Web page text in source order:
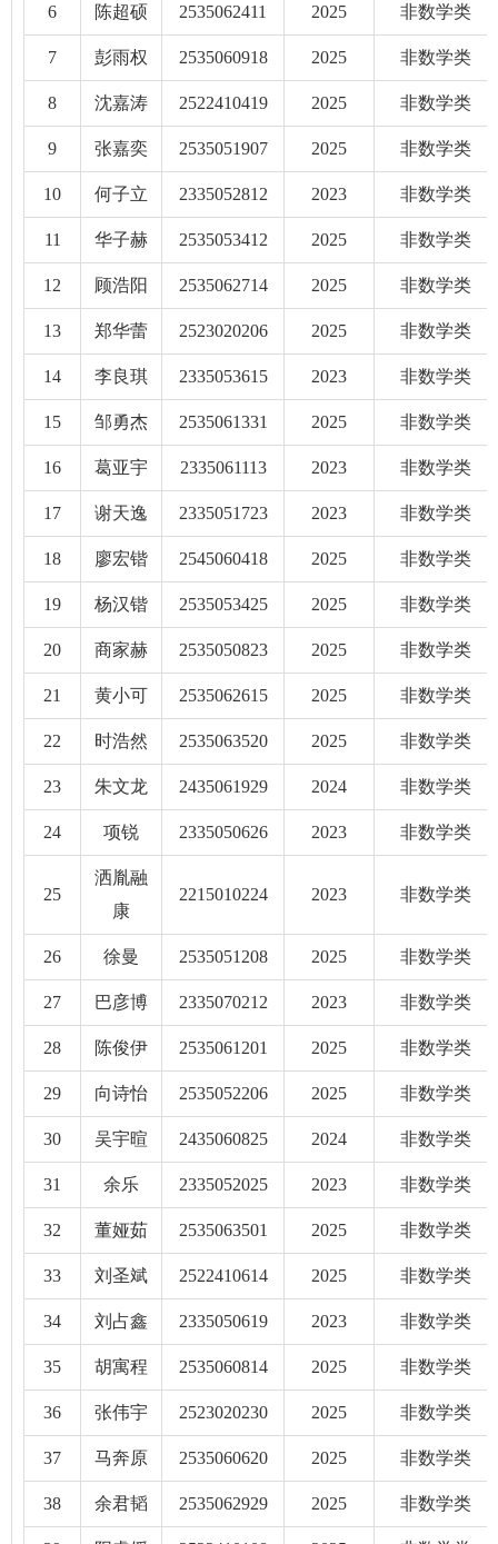
6 陈超硕 2535062411 2025 非数学类
7 彭雨权 2535060918 2025 非数学类
8 沈嘉涛 2522410419 2025 非数学类
9 张嘉奕 2535051907 2025 非数学类
10 何子立 2335052812 2023 非数学类
11 华子赫 2535053412 2025 非数学类
12 顾浩阳 2535062714 2025 非数学类
13 郑华蕾 2523020206 2025 非数学类
14 李良琪 2335053615 2023 非数学类
15 邹勇杰 2535061331 2025 非数学类
16 葛亚宇 2335061113 2023 非数学类
17 谢天逸 2335051723 2023 非数学类
18 廖宏锴 2545060418 2025 非数学类
19 杨汉锴 2535053425 2025 非数学类
20 商家赫 2535050823 2025 非数学类
21 黄小可 2535062615 2025 非数学类
22 时浩然 2535063520 2025 非数学类
23 朱文龙 2435061929 2024 非数学类
24 项锐 2335050626 2023 非数学类
25
洒胤融
康
2215010224 2023 非数学类
26 徐曼 2535051208 2025 非数学类
27 巴彦博 2335070212 2023 非数学类
28 陈俊伊 2535061201 2025 非数学类
29 向诗怡 2535052206 2025 非数学类
30 吴宇暄 2435060825 2024 非数学类
31 余乐 2335052025 2023 非数学类
32 董娅茹 2535063501 2025 非数学类
33 刘圣斌 2522410614 2025 非数学类
34 刘占鑫 2335050619 2023 非数学类
35 胡寓程 2535060814 2025 非数学类
36 张伟宇 2523020230 2025 非数学类
37 马奔原 2535060620 2025 非数学类
38 余君韬 2535062929 2025 非数学类